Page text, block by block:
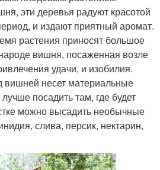
эти деревья радуют красотой
и издают приятный аромат.
растения приносят большое
вишня, посаженная возле
удачи, и изобилия.
вишней несет материальные
посадить там, где будет
можно высадить необычные
слива, персик, нектарин,